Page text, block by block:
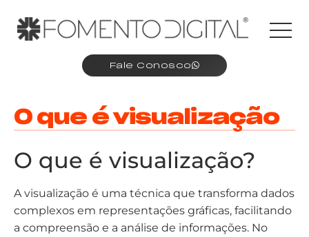
Fale Conosco
O que é visualização
O que é visualização?
A visualização é uma técnica que transforma dados
complexos em representações gráficas, facilitando
a compreensão e a análise de informações. No